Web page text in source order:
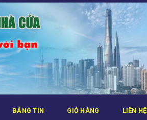
BẢNG TIN GIỎ HÀNG LIÊN HỆ